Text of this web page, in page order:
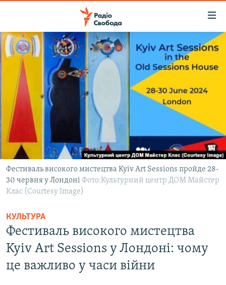
Перейти
до
основного
матеріалу
Перейти
основної
навігації
Перейти
пошуку
РАДІО СВОБОДА – 70 РОКІВ
ВСЕ ЗА ДОБУ
СТАТТІ
ПОЛІТИКА
ЕКОНОМІКА
СУСПІЛЬСТВО
СПОРТ
СВІТ
ВІЙНА
РОСІЙСЬКА «ФІЛЬТРАЦІЯ»
ДОНБАС.РЕАЛІЇ
ТИ ЯК?
КИТАЙ.ВИКЛИКИ
МУЛЬТИМЕДІА
ФОТО
СПЕЦПРОЄКТИ
Фестиваль високого мистецтва Kyiv Art Sessions пройде 28-
30 червня у Лондоні Фото:Культурний центр ДОМ Майстер
Клас (Courtesy Image)
КУЛЬТУРА
Фестиваль високого мистецтва
Kyiv Art Sessions у Лондоні: чому
це важливо у часи війни